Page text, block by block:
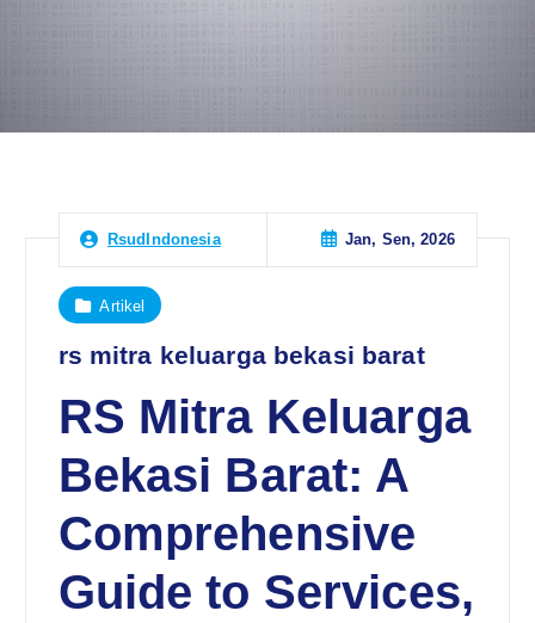
RsudIndonesia Jan, Sen, 2026
Artikel
rs mitra keluarga bekasi barat
RS Mitra Keluarga
Bekasi Barat: A
Comprehensive
Guide to Services,